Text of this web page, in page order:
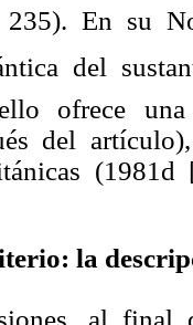
En su
del
ofrece una
del
la
al final